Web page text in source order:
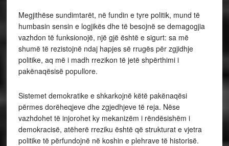
Megjithëse sundimtarët, në fundin e tyre politik, mund të
humbasin sensin e logjikës dhe të besojnë se demagogjia
vazhdon të funksionojë, një gjë është e sigurt: sa më
shumë të rezistojnë ndaj hapjes së rrugës për zgjidhje
politike, aq më i madh rrezikon të jetë shpërthimi i
pakënaqësisë popullore.
Sistemet demokratike e shkarkojnë këtë pakënaqësi
përmes dorëheqjeve dhe zgjedhjeve të reja. Nëse
vazhdohet të injorohet ky mekanizëm i rëndësishëm i
demokracisë, atëherë rreziku është që strukturat e vjetra
politike të përfundojnë në koshin e plehrave të historisë.